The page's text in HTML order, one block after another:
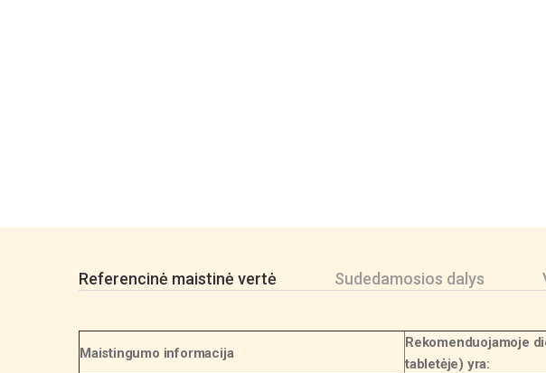
Referencinė maistinė vertė Sudedamosios dalys
Maistingumo informacija
Rekomenduojamoje
tabletėje) yra: